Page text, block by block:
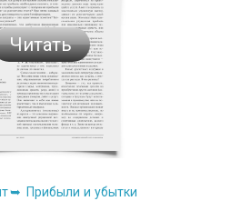
Читать
Прибыли и убытки